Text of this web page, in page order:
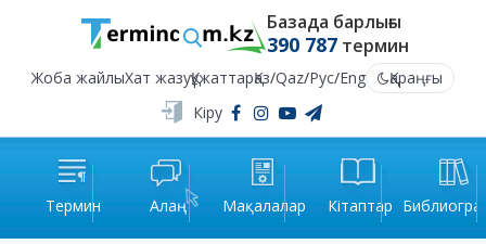
Базада барлығы
390 787термин
Жоба жайлыХат жазуҚұжаттарҚаз/Qaz/Рус/Eng
Қараңғы
Кіру
Термин Алаң Мақалалар Кітаптар